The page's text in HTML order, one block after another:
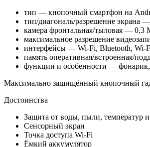
тип — кнопочный смартфон на
тип/диагональ/разрешение экрана —
камера фронтальная/тыловая —
максимальное разрешение
интерфейсы — Wi-Fi, Bluetooth, Wi-
память оперативная/встроенная/
функции и особенности —
Максимально защищённый кнопочный
Достоинства
Защита от воды, пыли, температур
Сенсорный экран
Точка доступа Wi-Fi
Ёмкий аккумулятор